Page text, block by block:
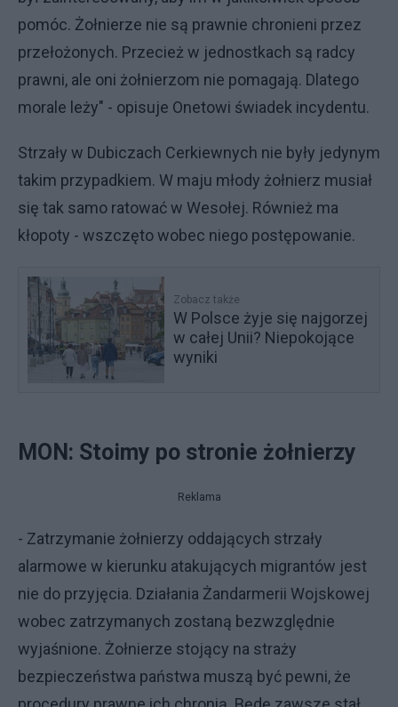
pomóc. Żołnierze nie są prawnie chronieni przez
przełożonych. Przecież w jednostkach są radcy
prawni, ale oni żołnierzom nie pomagają. Dlatego
morale leży" - opisuje Onetowi świadek incydentu.
Strzały w Dubiczach Cerkiewnych nie były jedynym
takim przypadkiem. W maju młody żołnierz musiał
się tak samo ratować w Wesołej. Również ma
kłopoty - wszczęto wobec niego postępowanie.
Zobacz także
W Polsce żyje się najgorzej
w całej Unii? Niepokojące
wyniki
MON: Stoimy po stronie żołnierzy
Reklama
- Zatrzymanie żołnierzy oddających strzały
alarmowe w kierunku atakujących migrantów jest
nie do przyjęcia. Działania Żandarmerii Wojskowej
wobec zatrzymanych zostaną bezwzględnie
wyjaśnione. Żołnierze stojący na straży
bezpieczeństwa państwa muszą być pewni, że